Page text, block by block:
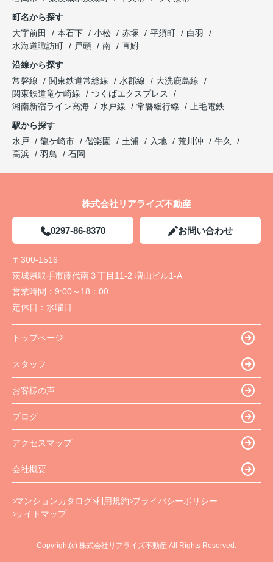
町名から探す
大字前田
本石下 小松 赤塚 平須町
白羽
水海道諏訪町
戸頭 南
直鮒
沿線から探す
常磐線
関東鉄道常総線 水郡線
大洗鹿島線
関東鉄道竜ケ崎線
つくばエクスプレス
湘南新宿ライン高海
水戸線 常磐緩行線
上毛電鉄
駅から探す
水戸
龍ケ崎市 偕楽園 土浦 入地 荒川沖
牛久
高浜
羽鳥 石岡
株式会社リアライズ不動産
0297-86-8370 お問い合わせ
〒300-1516
茨城県取手市藤代南３丁目11-2 増山ビル1-A
営業時間： 9:00～18：00
定休日： 水曜日
トップページ
スタッフ
お客様の声
ブログ
アクセスマップ
会社概要
マンションカタログ 利用規約 プライバシーポリシー
サイトマップ
Copyright(c) 株式会社リアライズ不動産 All Rights Reserved.